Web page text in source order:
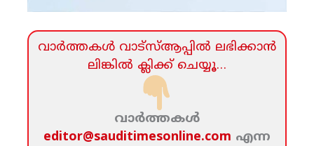
വാര്‍ത്തകള്‍ വാട്‌സ്‌ആപ്പില്‍ ലഭിക്കാന്‍
ലിങ്കില്‍ ക്ലിക്ക്‌ ചെയ്യൂ…
വാര്‍ത്തകള്‍
editor@sauditimesonline.com എന്ന